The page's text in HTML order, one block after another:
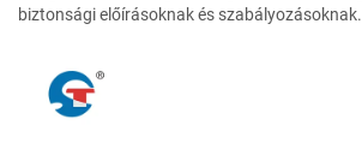
biztonsági előírásoknak és szabályozásoknak.